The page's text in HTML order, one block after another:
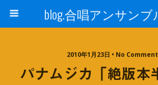
blog.合唱アンサンブ
2010年1月23日 • No
パナムジカ「絶版本